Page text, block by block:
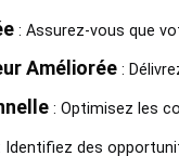
: Assurez-vous que
Améliorée:
: Optimisez les
Identifiez des